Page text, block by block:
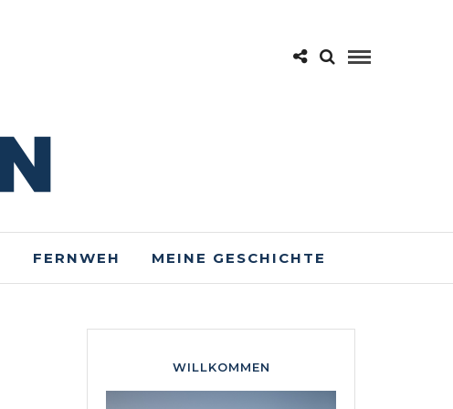
FERNWEH MEINE GESCHICHTE
WILLKOMMEN